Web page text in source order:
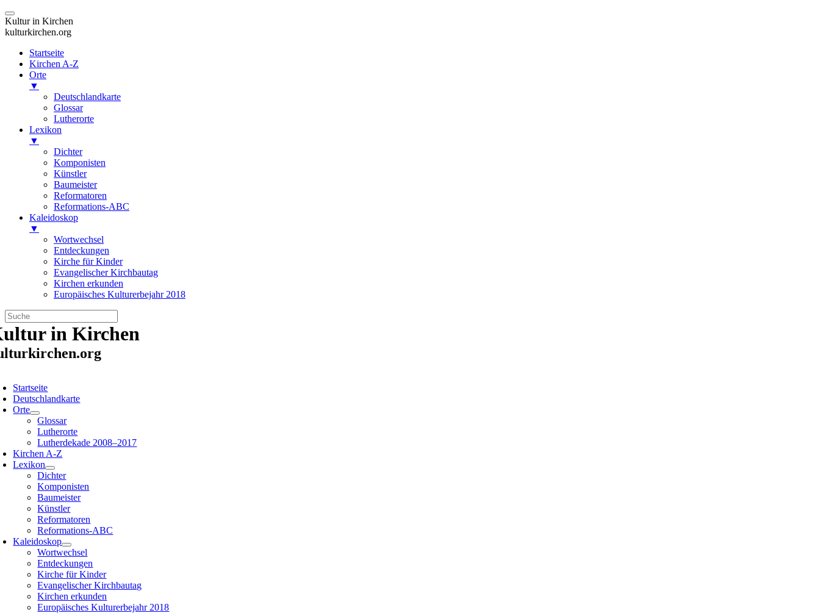
Kultur in Kirchen
kulturkirchen.org
Startseite
Kirchen A-Z
Orte
▼
Deutschlandkarte
Glossar
Lutherorte
Lexikon
▼
Dichter
Komponisten
Künstler
Baumeister
Reformatoren
Reformations-ABC
Kaleidoskop
▼
Wortwechsel
Entdeckungen
Kirche für Kinder
Evangelischer Kirchbautag
Kirchen erkunden
Europäisches Kulturerbejahr 2018
Zum
Inhalt
springen
in Kirchen
Startseite
Deutschlandkarte
Orte
Glossar
Lutherorte
Lutherdekade 2008–2017
Kirchen A-Z
Lexikon
Dichter
Komponisten
Baumeister
Künstler
Reformatoren
Reformations-ABC
Kaleidoskop
Wortwechsel
Entdeckungen
Kirche für Kinder
Evangelischer Kirchbautag
Kirchen erkunden
Europäisches Kulturerbejahr 2018